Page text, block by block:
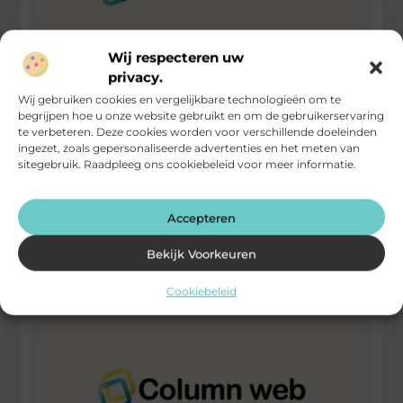
Wij respecteren uw
privacy.
Wij gebruiken cookies en vergelijkbare technologieën om te
begrijpen hoe u onze website gebruikt en om de gebruikerservaring
te verbeteren. Deze cookies worden voor verschillende doeleinden
ingezet, zoals gepersonaliseerde advertenties en het meten van
sitegebruik. Raadpleeg ons cookiebeleid voor meer informatie.
Accepteren
Bekijk Voorkeuren
Cookiebeleid
De ouderen in coronatijd
Heeft u misschien een opa of oma of schoonmoeder of
schoonvader of tante of oom die al in zijn of